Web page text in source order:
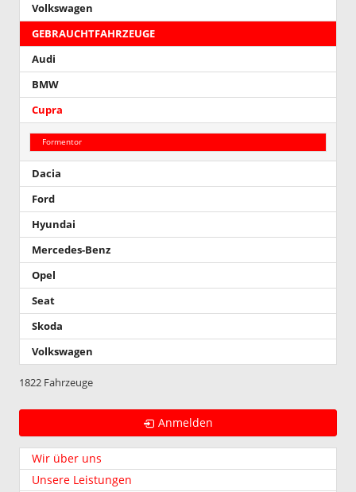
Volkswagen
GEBRAUCHTFAHRZEUGE
Audi
BMW
Cupra
Formentor
Dacia
Ford
Hyundai
Mercedes-Benz
Opel
Seat
Skoda
Volkswagen
1822 Fahrzeuge
Anmelden
Wir über uns
Unsere Leistungen